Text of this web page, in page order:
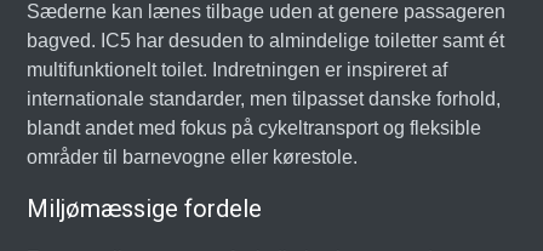
Sæderne kan lænes tilbage uden at genere passageren
bagved. IC5 har desuden to almindelige toiletter samt ét
multifunktionelt toilet. Indretningen er inspireret af
internationale standarder, men tilpasset danske forhold,
blandt andet med fokus på cykeltransport og fleksible
områder til barnevogne eller kørestole.
Miljømæssige fordele